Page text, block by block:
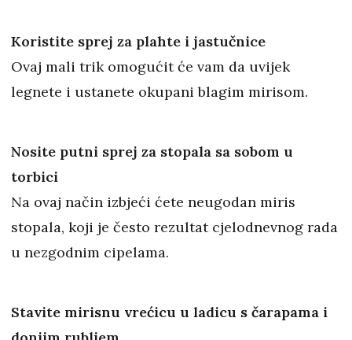
Koristite sprej za plahte i jastučnice
Ovaj mali trik omogućit će vam da uvijek
legnete i ustanete okupani blagim mirisom.
Nosite putni sprej za stopala sa sobom u
torbici
Na ovaj način izbjeći ćete neugodan miris
stopala, koji je često rezultat cjelodnevnog rada
u nezgodnim cipelama.
Stavite mirisnu vrećicu u ladicu s čarapama i